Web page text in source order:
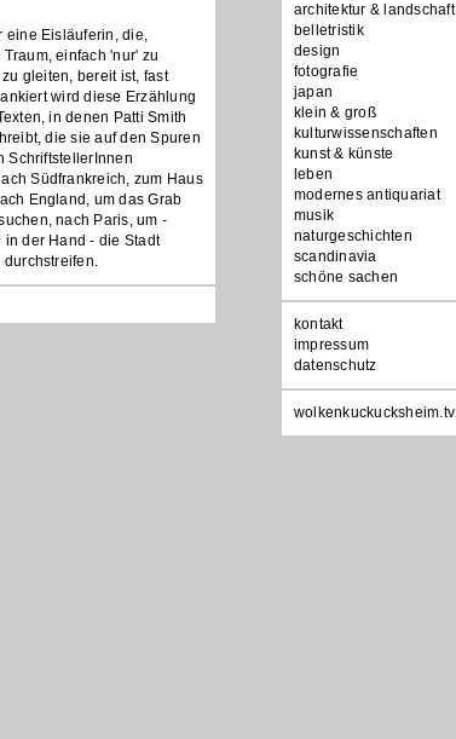
eine Eisläuferin, die,
einfach 'nur' zu
gleiten, bereit ist, fast
wird diese Erzählung
in denen Patti Smith
die sie auf den Spuren
SchriftstellerInnen
Südfrankreich, zum Haus
England, um das Grab
nach Paris, um -
in der Hand - die Stadt
durchstreifen.
architektur & landschaft
belletristik
design
fotografie
japan
klein & groß
kulturwissenschaften
kunst & künste
leben
modernes antiquariat
musik
naturgeschichten
scandinavia
schöne sachen
Navigation
überspringen
kontakt
impressum
datenschutz
wolkenkuckucksheim.tv